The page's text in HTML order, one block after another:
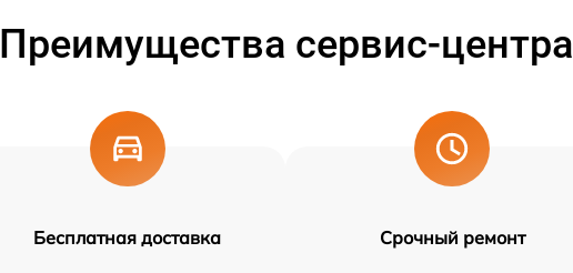
Преимущества сервис-центра
Бесплатная доставка Срочный ремонт